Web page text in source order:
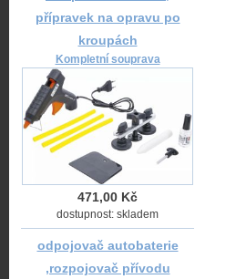
přípravek na opravu po
kroupách
Kompletní souprava
471,00 Kč
dostupnost: skladem
odpojovač autobaterie
,rozpojovač přívodu